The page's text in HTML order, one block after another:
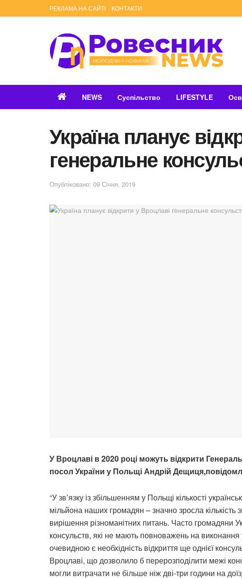
РЕКЛАМА НА САЙТІ КОНТАКТИ
NEWS Суспільство LIFESTYLE
Україна планує
генеральне
Опубліковано: 09 Січня, 2019
У Вроцлаві в 2020 році можуть відкрити
посол України у Польщі Андрій
“У зв’язку із збільшенням у Польщі кількості
мільйона наших громадян – значно зросла кількість
вирішення різноманітних питань. Часто громадяни
консульств, які не мають повноважень на виконання
очевидною є необхідність відкриття ще однієї
Вроцлаві, що дозволило б перерозподілити межі
могли витрачати не більше ніж дві-три години на